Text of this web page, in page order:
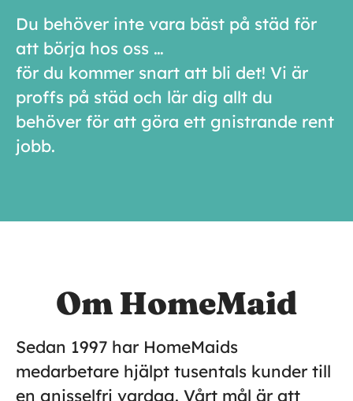
Du behöver inte vara bäst på städ för
att börja hos oss …
för du kommer snart att bli det! Vi är
proffs på städ och lär dig allt du
behöver för att göra ett gnistrande rent
jobb.
Om HomeMaid
Sedan 1997 har HomeMaids
medarbetare hjälpt tusentals kunder till
en gnisselfri vardag. Vårt mål är att